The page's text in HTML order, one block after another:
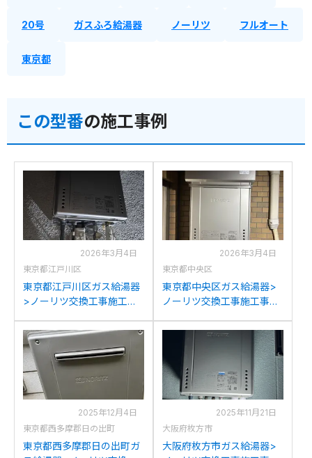
20号 ガスふろ給湯器 ノーリツ フルオート
東京都
この型番の施工事例
2026年3月4日
東京都江戸川区
東京都江戸川区ガス給湯器
>ノーリツ交換工事施工事
2028AWXからノーリツ
GT-C2072AW BLへの交換
2026年3月4日
東京都中央区
東京都中央区ガス給湯器>
ノーリツ交換工事施工事
からノーリツGT-
C2072AW BLへの交換
2025年12月4日
東京都西多摩郡日の出町
東京都西多摩郡日の出町ガ
2025年11月21日
大阪府枚方市
大阪府枚方市ガス給湯器>